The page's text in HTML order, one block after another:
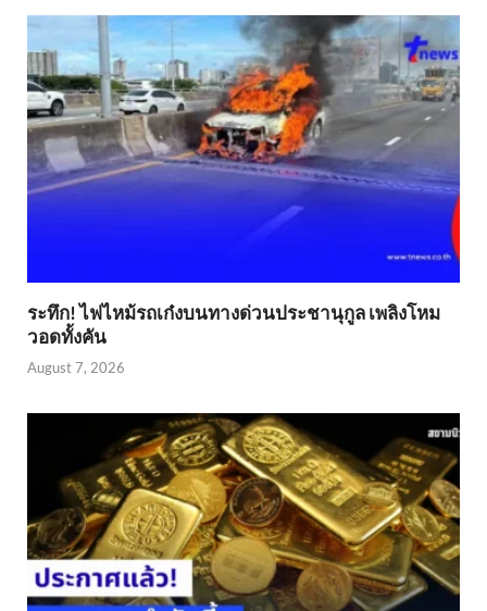
ระทึก! ไฟไหม้รถเก๋งบนทางด่วนประชานุกูล เพลิงโหม
วอดทั้งคัน
August 7, 2026